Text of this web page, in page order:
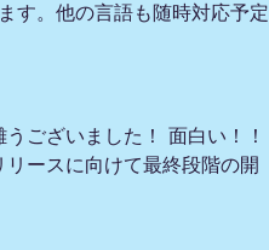
す。他の言語も随時対応予定
ございました！ 面白い！！
ースに向けて最終段階の開